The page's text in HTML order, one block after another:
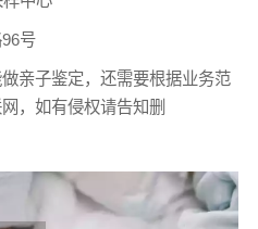
号
亲子鉴定，还需要根据业务范
，如有侵权请告知删